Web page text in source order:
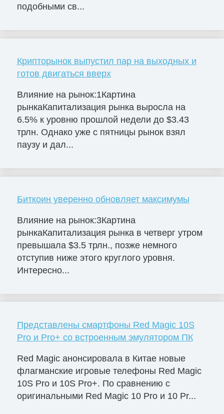
подобными св...
Крипторынок выпустил пар на выходных и
готов двигаться вверх
Влияние на рынок:1Картина
рынкаКапитализация рынка выросла на
6.5% к уровню прошлой недели до $3.43
трлн. Однако уже с пятницы рынок взял
паузу и дал...
Биткоин уверенно обновляет максимумы
Влияние на рынок:3Картина
рынкаКапитализация рынка в четверг утром
превышала $3.5 трлн., позже немного
отступив ниже этого круглого уровня.
Интересно...
Представлены смартфоны Red Magic 10S
Pro и Pro+ со встроенным эмулятором ПК
Red Magic анонсировала в Китае новые
флагманские игровые телефоны Red Magic
10S Pro и 10S Pro+. По сравнению с
оригинальными Red Magic 10 Pro и 10 Pr...